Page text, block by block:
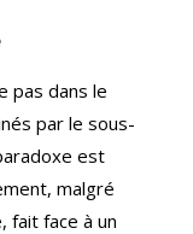
pas dans le
par le sous-
est
malgré
fait face à un